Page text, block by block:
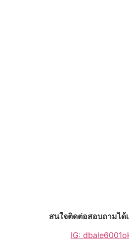
สนใจติดต่อสอบถามได้
IG: